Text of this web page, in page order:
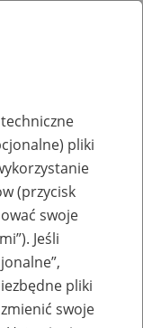
pracy
pliki
(przycisk
swoje
Jeśli
pliki
swoje